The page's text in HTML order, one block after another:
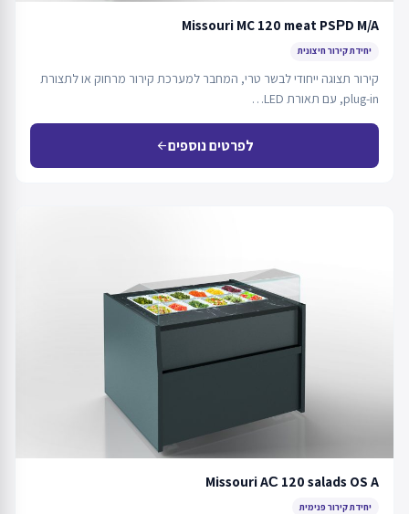
Missouri MC 120 meat PSРD M/A
יחידת קירור חיצונית
קירור תצוגה ייחודי לבשר טרי, המחבר למערכת קירור מרחוק או לתצורת
plug-in, עם תאורת LED…
לפרטים נוספיםarrow_back
Missouri AС 120 salads OS A
יחידת קירור פנימית